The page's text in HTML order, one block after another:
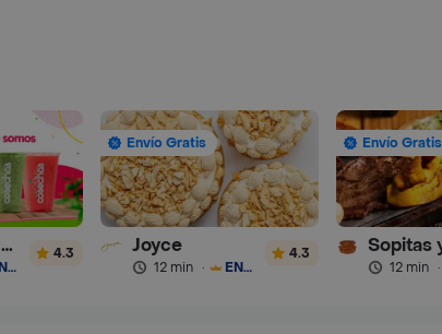
Cosechas - Batidos
ENVÍO GRATIS
4.3
Envío Gratis
Joyce
12 min · ENVÍO GRATIS
4.3
Envío Gratis
12 min ·